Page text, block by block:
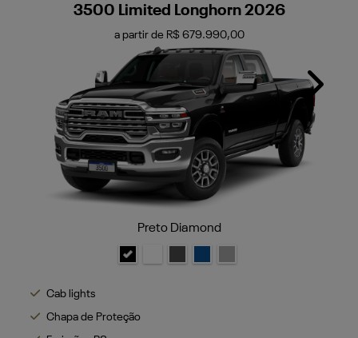
3500 Limited Longhorn 2026
a partir de R$ 679.990,00
Preto Diamond
Cab lights
Chapa de Proteção
Next